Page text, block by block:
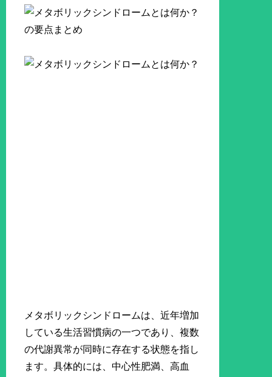
メタボリックシンドロームは、近年増加
している生活習慣病の一つであり、複数
の代謝異常が同時に存在する状態を指し
ます。具体的には、中心性肥満、高血